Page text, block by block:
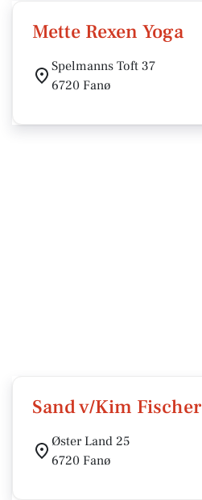
Mette Rexen Yoga
Spelmanns Toft 37
6720 Fanø
Sand v/Kim Fischer
Øster Land 25
6720 Fanø